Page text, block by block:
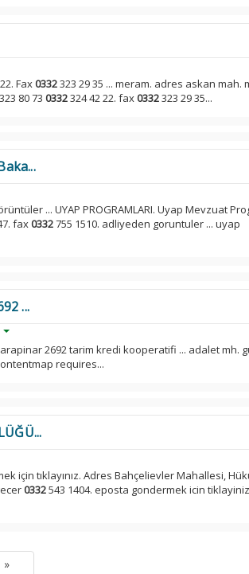
Fax0332323 29 35 ... meram. adres askan mah.
323 80 73 0332324 42 22. fax0332323 29 35...
... UYAP PROGRAMLARI. Uyap Mevzuat
fax0332755 1510. adliyeden goruntuler ... uyap
...
2692 tarim kredi kooperatifi ... adalet mh.
requires...
için tıklayınız. Adres Bahçelievler Mahallesi,
0332543 1404. eposta gondermek icin
»